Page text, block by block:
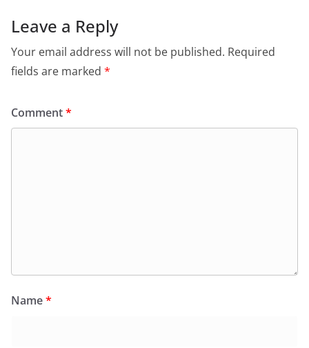
Leave a Reply
Your email address will not be published. Required
fields are marked *
Comment*
Name*